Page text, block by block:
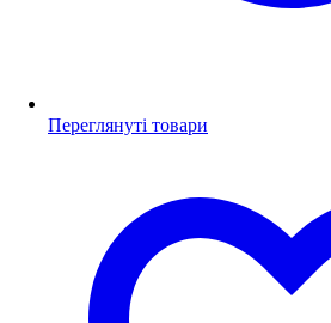
Переглянуті товари